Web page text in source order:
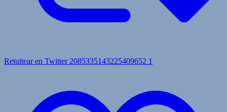
Retuitear en Twitter 2085335143225409652 1